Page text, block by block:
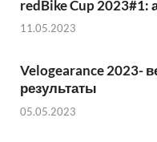
redBike Cup 2023#1:
11.05.2023
Velogearance 2023-
результаты
05.05.2023